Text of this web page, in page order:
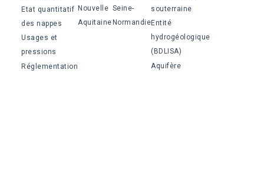
Etat quantitatif
des nappes
Usages et
pressions
Réglementation
Nouvelle
Aquitaine
Seine-
Normandie
souterraine
Entité
hydrogéologique
(BDLISA)
Aquifère